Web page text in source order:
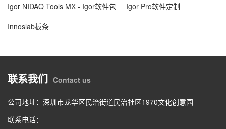
Igor NIDAQ Tools MX - Igor软件包
Igor Pro软件定制
Innoslab板条
联系我们 Contact us
公司地址：深圳市龙华区民治街道民治社区1970文化创意园
联系电话：